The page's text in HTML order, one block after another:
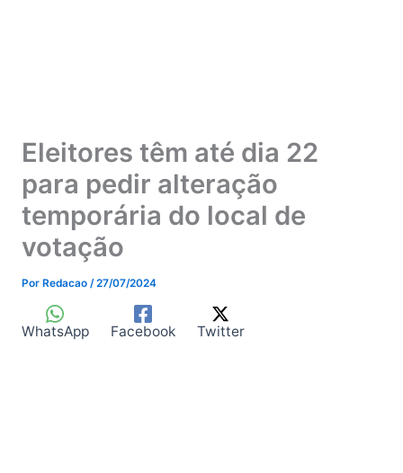
Eleitores têm até dia 22
para pedir alteração
temporária do local de
votação
Por Redacao /27/07/2024
WhatsApp Facebook Twitter